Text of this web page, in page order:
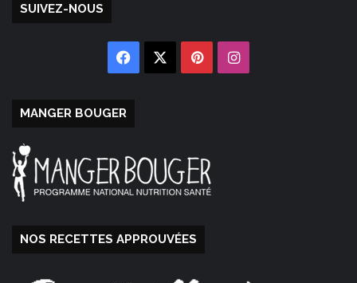
SUIVEZ-NOUS
Facebook PinterestInstagram
MANGER BOUGER
NOS RECETTES APPROUVÉES